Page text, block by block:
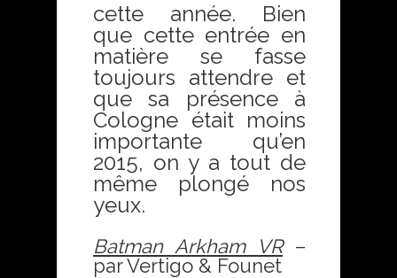
cette année. Bien
que cette entrée en
matière se fasse
toujours attendre et
que sa présence à
Cologne était moins
importante qu’en
2015, on y a tout de
même plongé nos
yeux.
Batman Arkham VR–
par Vertigo & Founet